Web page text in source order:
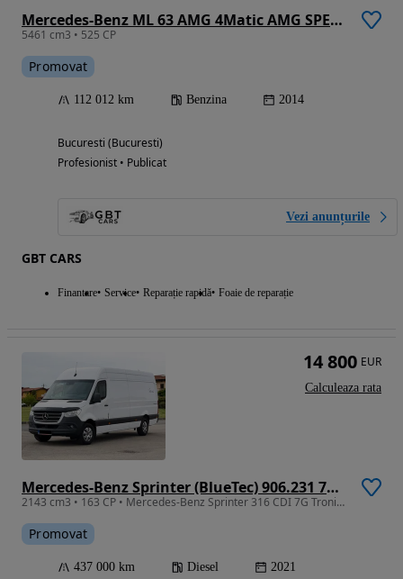
Mercedes-Benz ML 63 AMG 4Matic AMG SPEEDSHIFT 7G-TRONIC
5461 cm3 • 525 CP
Promovat
112 012 km Benzina 2014
Bucuresti (Bucuresti)
Profesionist • Publicat
Vezi anunțurile
GBT CARS
Finantare Service Reparație rapidă Foaie de reparație
Mercedes-Benz Sprinter (BlueTec) 906.231 7G-TRONIC Plus
2143 cm3 • 163 CP • Mercedes-Benz Sprinter 316 CDI 7G Tronic 163 CP An 2021 Model Lung
Promovat
437 000 km Diesel 2021
14 800 EUR
Calculeaza rata